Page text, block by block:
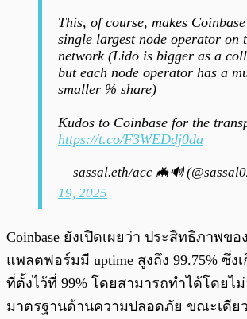
This, of course, makes
single largest node operator on
network (Lido is bigger as a
but each node operator has a
smaller % share)
Kudos to Coinbase for the
https://t.co/F3WEDdj0da
— sassal.eth/acc 🦇🔊
19, 2025
Coinbase ยังเปิดเผยว่า ประสิทธิภาพข
แพลตฟอร์มมี uptime สูงถึง 99.75% ซึ่ง
ที่ตั้งไว้ที่ 99% โดยสามารถทำได้โดยไ
มาตรฐานด้านความปลอดภัย ขณะเดีย